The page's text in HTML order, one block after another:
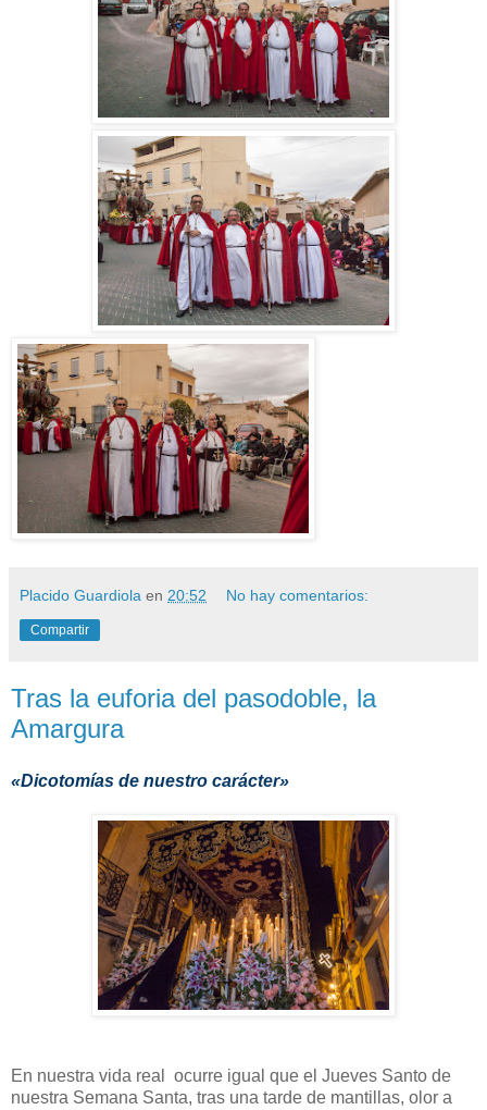
Placido Guardiola en 20:52 No hay comentarios:
Compartir
Tras la euforia del pasodoble, la
Amargura
«Dicotomías de nuestro carácter»
En nuestra vida real ocurre igual que el Jueves Santo de
nuestra Semana Santa, tras una tarde de mantillas, olor a